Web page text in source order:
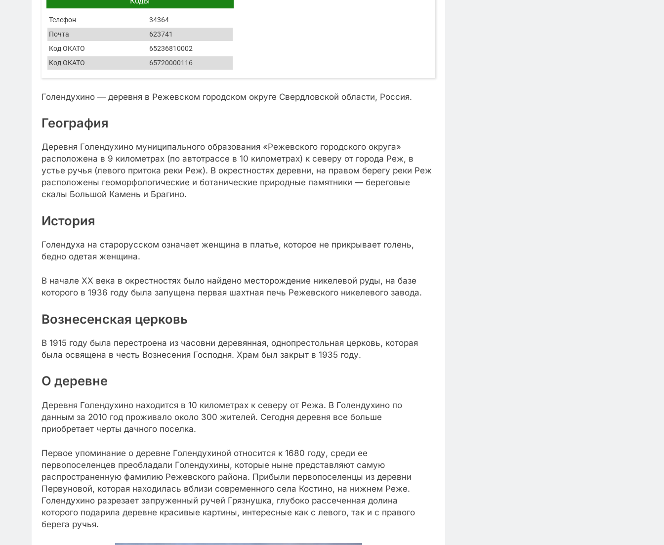
Телефон
34364
Почта
623741
Код ОКАТО
65236810002
Код ОКАТО
65720000116
Голендухино — деревня в Режевском городском округе Свердловской области, Россия.
География
Деревня Голендухино муниципального образования «Режевского городского округа»
расположена в 9 километрах (по автотрассе в 10 километрах) к северу от города Реж, в
устье ручья (левого притока реки Реж). В окрестностях деревни, на правом берегу реки Реж
расположены геоморфологические и ботанические природные памятники — береговые
скалы Большой Камень и Брагино.
История
Голендуха на старорусском означает женщина в платье, которое не прикрывает голень,
бедно одетая женщина.
В начале XX века в окрестностях было найдено месторождение никелевой руды, на базе
которого в 1936 году была запущена первая шахтная печь Режевского никелевого завода.
Вознесенская церковь
В 1915 году была перестроена из часовни деревянная, однопрестольная церковь, которая
была освящена в честь Вознесения Господня. Храм был закрыт в 1935 году.
О деревне
Деревня Голендухино находится в 10 километрах к северу от Режа. В Голендухино по
данным за 2010 год проживало около 300 жителей. Сегодня деревня все больше
приобретает черты дачного поселка.
Первое упоминание о деревне Голендухиной относится к 1680 году, среди ее
первопоселенцев преобладали Голендухины, которые ныне представляют самую
распространенную фамилию Режевского района. Прибыли первопоселенцы из деревни
Первуновой, которая находилась вблизи современного села Костино, на нижнем Реже.
Голендухино разрезает запруженный ручей Грязнушка, глубоко рассеченная долина
которого подарила деревне красивые картины, интересные как с левого, так и с правого
берега ручья.